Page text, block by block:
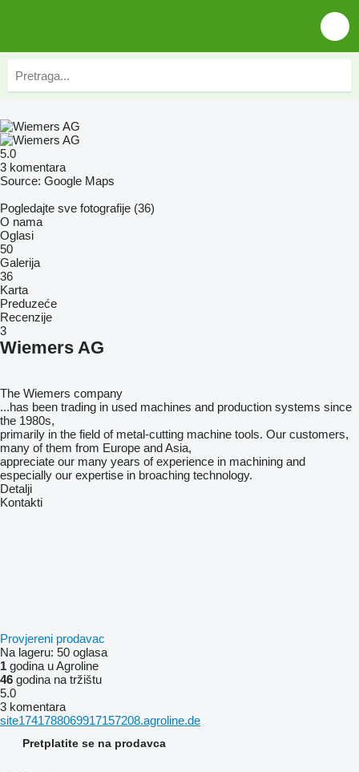
5.0
3 komentara
Source: Google Maps
Pogledajte sve fotografije (36)
O nama
Oglasi
50
Galerija
36
Karta
Preduzeće
Recenzije
3
Wiemers AG
The Wiemers company
...has been trading in used machines and production systems since
the 1980s,
primarily in the field of metal-cutting machine tools. Our customers,
many of them from Europe and Asia,
appreciate our many years of experience in machining and
especially our expertise in broaching technology.
Detalji
Kontakti
Provjereni prodavac
Na lageru: 50 oglasa
1 godina u Agroline
46 godina na tržištu
5.0
3 komentara
site1741788069917157208.agroline.de
Pretplatite se na prodavca